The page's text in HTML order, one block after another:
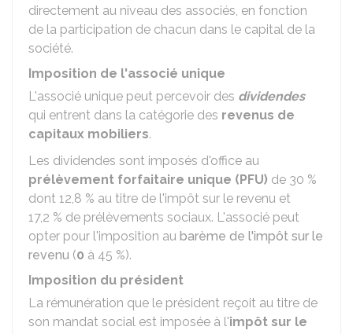
directement au niveau des associés, en fonction
de la participation de chacun dans le capital de la
société.
Imposition de l'associé unique
L'associé unique peut percevoir des dividendes
qui entrent dans la catégorie des revenus de
capitaux mobiliers.
Les dividendes sont imposés d'office au
prélèvement forfaitaire unique (PFU) de 30 %
dont 12,8 % au titre de l'impôt sur le revenu et
17,2 % de prélèvements sociaux. L'associé peut
opter pour l'imposition au barème de l'impôt sur le
revenu (0 à 45 %).
Imposition du président
La rémunération que le président reçoit au titre de
son mandat social est imposée à l'impôt sur le